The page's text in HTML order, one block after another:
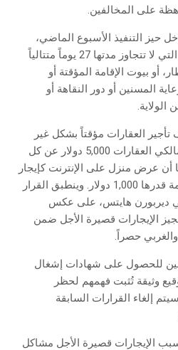
حيز التنفيذ الأسبوع الماضي،
الإيجارات قصيرة الأجل بتلك التي لا تتجاوز مدتها 27 يوماً متتالياً
أو بيوت الإقامة المؤقتة أو
المسنين أو دور النقاهة أو
العقارات مؤقتاً بشكل غير
قانوني في ديربورن هايتس مالكي العقارات 5,000 دولار عن كل
أن عرض منزل على الإنترنت كإيجار
مؤقت قد يُعرّض صاحبه لغرامة قدرها 1,000 دولار. وينطبق القرار
ديربورن هايتس، على عكس
الإيجارات قصيرة الأجل ضمن
حصراً.
للحصول على شهادات إشغال
وثيقة تُثبت فهمهم لحظر
إلغاء القرارات السابقة
الإيجارات قصيرة الأجل مشاكل